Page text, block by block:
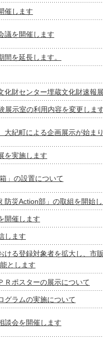
催します
議を開催します
を延長します。
財センター埋蔵文化財速報
展示室の利用内容を変更しま
紀町による企画展示が始まり
を実施します
」の設置について
防災Action部」の取組を開始し
開催します
します
る登録対象者を拡大し、市
とします
Ｒポスターの展示について
グラムの実施について
談会を開催します